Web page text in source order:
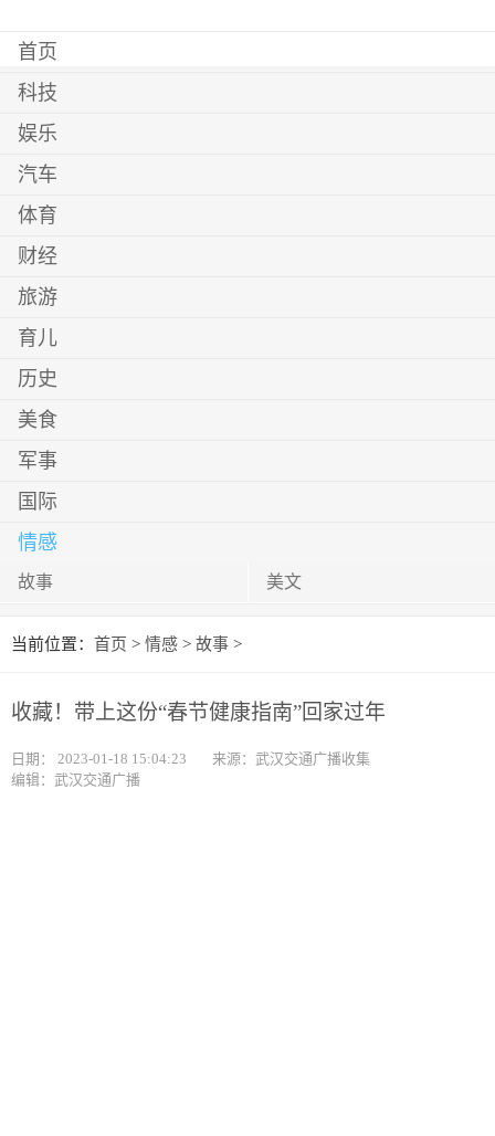
首页
科技
娱乐
汽车
体育
财经
旅游
育儿
历史
美食
军事
国际
情感
故事 美文
当前位置： 首页 > 情感 > 故事 >
收藏！带上这份“春节健康指南”回家过年
日期： 2023-01-18 15:04:23
来源：武汉交通广播收集
编辑：武汉交通广播